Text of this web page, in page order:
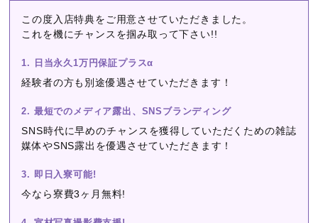
この度入店特典をご用意させていただきました。
これを機にチャンスを掴み取って下さい!!
1. 日当永久1万円保証プラスα
経験者の方も別途優遇させていただきます！
2. 最短でのメディア露出、SNSブランディング
SNS時代に早めのチャンスを獲得していただくための雑誌
媒体やSNS露出を優遇させていただきます！
3. 即日入寮可能!
今なら寮費3ヶ月無料!